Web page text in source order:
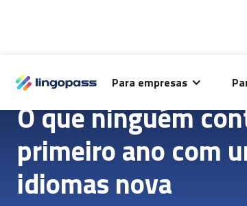
Para empresas
deste site e melhorar sua experiência de
O que ninguém
primeiro ano com
idiomas nova